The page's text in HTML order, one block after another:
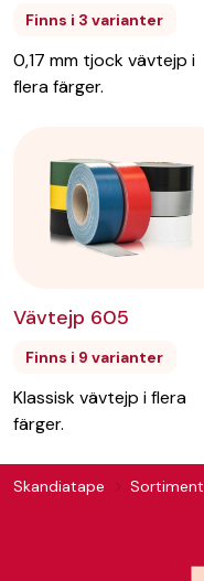
Finns i 3 varianter
0,17 mm tjock vävtejp i
flera färger.
Vävtejp 605
Finns i 9 varianter
Klassisk vävtejp i flera
färger.
Skandiatape Sortiment